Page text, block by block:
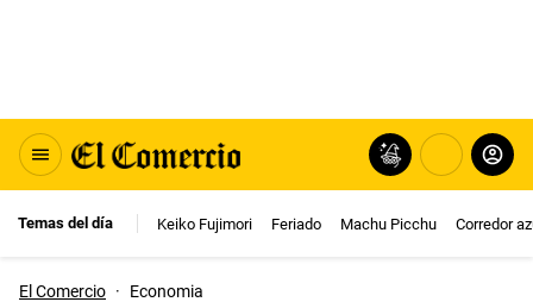
Temas del día Keiko Fujimori Feriado Machu Picchu Corredor
El Comercio · Economia